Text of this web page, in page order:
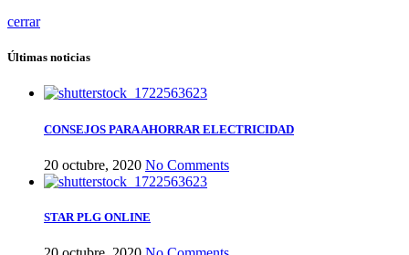
cerrar
Últimas noticias
CONSEJOS PARA AHORRAR ELECTRICIDAD
20 octubre, 2020 No Comments
STAR PLG ONLINE